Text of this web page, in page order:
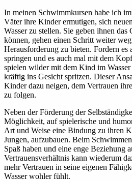
In meinen Schwimmkursen habe ich
Väter ihre Kinder ermutigen, sich
Wasser zu stellen. Sie geben ihnen das
können, gehen einen Schritt weiter
Herausforderung zu bieten. Fordern es
springen und es auch mal mit dem
spielen wilder mit dem Kind im Wasser
kräftig ins Gesicht spritzen. Dieser
Kinder dazu neigen, dem Vertrauen
zu folgen.
Neben der Förderung der
Möglichkeit, auf spielerische und
Art und Weise eine Bindung zu ihren
Jungen, aufzubauen. Beim
Spaß haben und eine enge Beziehung
Vertrauensverhältnis kann wiederum
mehr Vertrauen in seine eigenen
Wasser wohler fühlt.